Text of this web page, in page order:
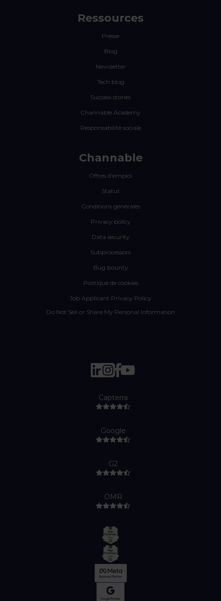
Ressources
Presse
Blog
Newsletter
Tech blog
Success stories
Channable Academy
Responsabilité sociale
Channable
Offres d’emploi
Statut
Conditions générales
Privacy policy
Data security
Subprocessors
Bug bounty
Politique de cookies
Job Applicant Privacy Policy
Do Not Sell or Share My Personal Information
Capterra
Google
G2
OMR